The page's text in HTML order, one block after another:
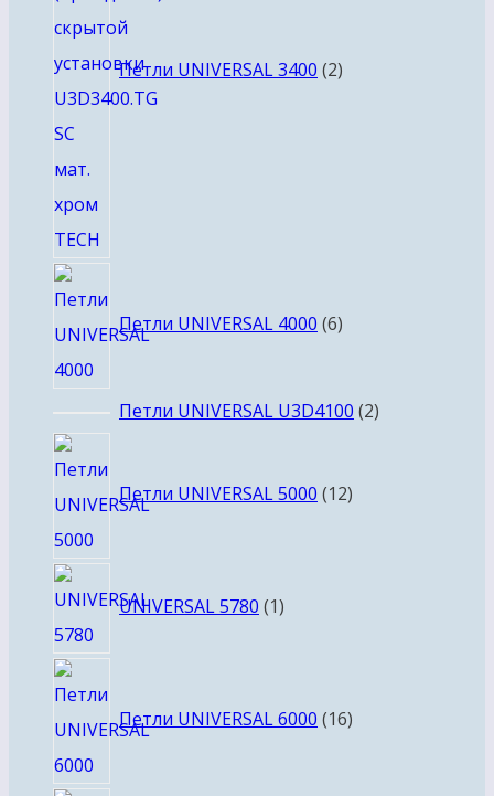
Петли UNIVERSAL 3400 2
Петли UNIVERSAL 4000 6товаров
Петли UNIVERSAL U3D4100 22
Петли UNIVERSAL 5000 12товаров
UNIVERSAL 5780 1товар
Петли UNIVERSAL 6000 16товаров